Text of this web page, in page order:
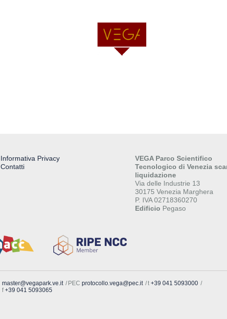
Informativa Privacy
Contatti
VEGA Parco Scientifico
Tecnologico di Venezia
liquidazione
Via delle Industrie 13
30175 Venezia Marghera
P. IVA 02718360270
Edificio Pegaso
master@vegapark.ve.it PEC protocollo.vega@pec.it t +39 041 5093000
f+39 041 5093065